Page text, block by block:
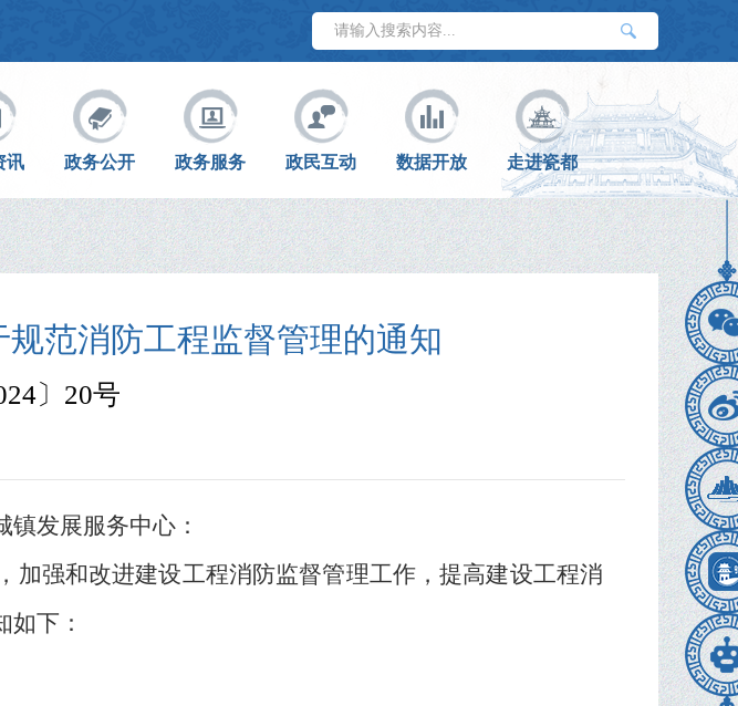
讯 政务公开 政务服务 政民互动 数据开放 走进瓷都
范消防工程监督管理的通知
〕20号
发展服务中心：
强和改进建设工程消防监督管理工作，提高建设工程消
下：